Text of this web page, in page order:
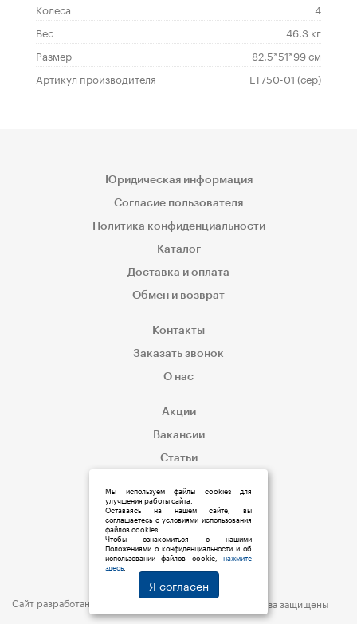
Колеса
4
Вес
46.3 кг
Размер
82.5*51*99 см
Артикул производителя
ЕТ750-01 (сер)
Юридическая информация
Согласие пользователя
Политика конфиденциальности
Каталог
Доставка и оплата
Обмен и возврат
Контакты
Заказать звонок
О нас
Акции
Вакансии
Статьи
Сайт разработан: © 2019 Мед:Store | Все права защищены
Мы используем файлы cookies для
улучшения работы сайта.
Оставаясь на нашем сайте, вы
соглашаетесь с условиями использования
файлов cookies.
Чтобы ознакомиться с нашими
Положениями о конфиденциальности и об
использовании файлов cookie, нажмите
здесь
Я согласен